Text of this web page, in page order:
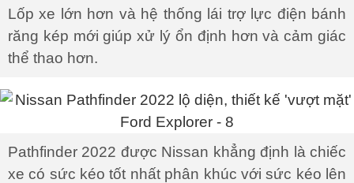
Lốp xe lớn hơn và hệ thống lái trợ lực điện bánh
răng kép mới giúp xử lý ổn định hơn và cảm giác
thể thao hơn.
Pathfinder 2022 được Nissan khẳng định là chiếc
xe có sức kéo tốt nhất phân khúc với sức kéo lên